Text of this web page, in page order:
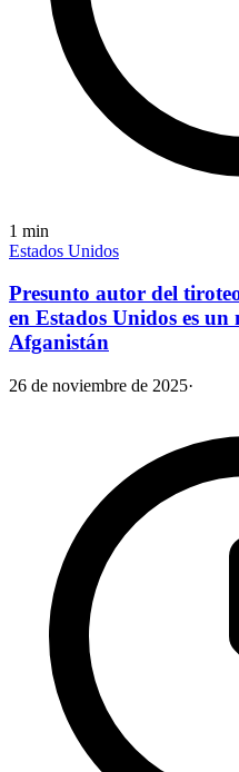
1 min
Estados Unidos
Presunto autor del
en Estados Unidos es
Afganistán
26 de noviembre de 2025·